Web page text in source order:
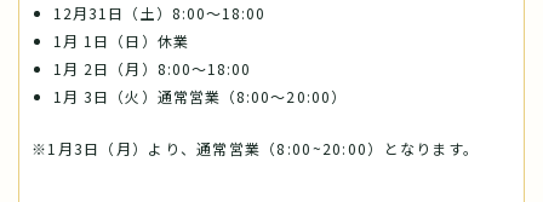
12月31日（土）8:00～18:00
1月 1日（日）休業
1月 2日（月）8:00～18:00
1月 3日（火）通常営業（8:00～20:00）
※1月3日（月）より、通常営業（8:00~20:00）となります。